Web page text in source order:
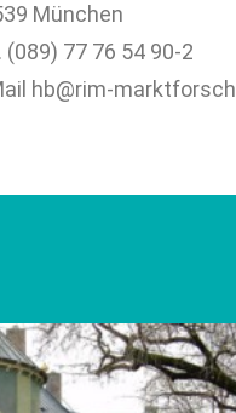
München
(089) 77 76 54 90-2
hb@rim-